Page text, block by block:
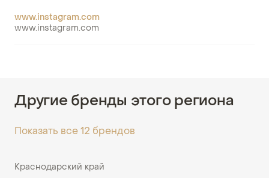
www.instagram.com
www.instagram.com
Другие бренды этого региона
Показать все 12 брендов
Краснодарский край